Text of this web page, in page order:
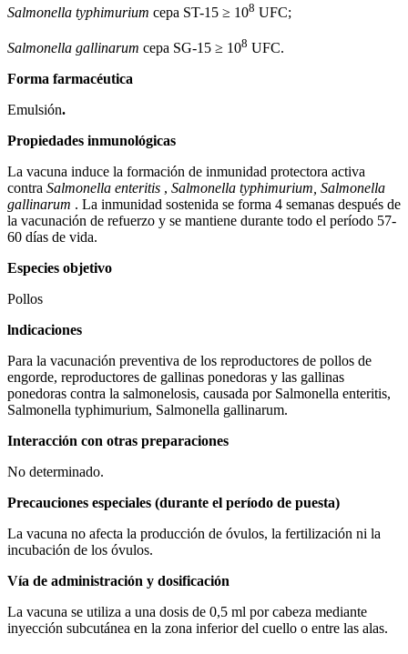
Salmonella typhimurium cepa ST-15 ≥ 108 UFC;
Salmonella gallinarum cepa SG-15 ≥ 108 UFC.
Forma farmacéutica
Emulsión.
Propiedades inmunológicas
La vacuna induce la formación de inmunidad protectora activa
contra Salmonella enteritis , Salmonella typhimurium, Salmonella
gallinarum . La inmunidad sostenida se forma 4 semanas después de
la vacunación de refuerzo y se mantiene durante todo el período 57-
60 días de vida.
Especies objetivo
Pollos
lndicaciones
Para la vacunación preventiva de los reproductores de pollos de
engorde, reproductores de gallinas ponedoras y las gallinas
ponedoras contra la salmonelosis, causada por Salmonella enteritis,
Salmonella typhimurium, Salmonella gallinarum.
Interacción con otras preparaciones
No determinado.
Precauciones especiales (durante el período de puesta)
La vacuna no afecta la producción de óvulos, la fertilización ni la
incubación de los óvulos.
Vía de administración y dosificación
La vacuna se utiliza a una dosis de 0,5 ml por cabeza mediante
inyección subcutánea en la zona inferior del cuello o entre las alas.